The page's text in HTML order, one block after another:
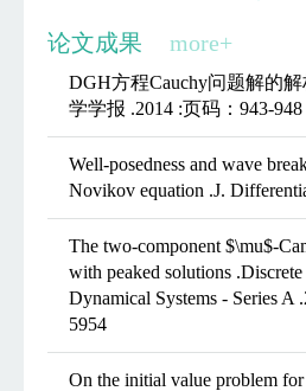
论文成果 more+
DGH方程Cauchy问题解的
学学报 .2014 :页码：943-
Well-posedness and wave
Novikov equation .J.
The two-component $\mu$-
with peaked solutions
Dynamical Systems - Series A
5954
On the initial value problem